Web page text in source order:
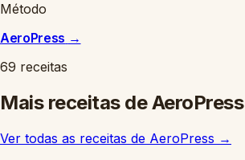
Método
AeroPress →
69 receitas
Mais receitas de AeroPress
Ver todas as receitas de AeroPress →